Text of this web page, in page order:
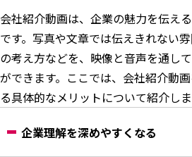
会社紹介動画は、企業の魅力を伝え
です。写真や文章では伝えきれない
の考え方などを、映像と音声を通し
ができます。ここでは、会社紹介動
る具体的なメリットについて紹介しま
企業理解を深めやすくなる